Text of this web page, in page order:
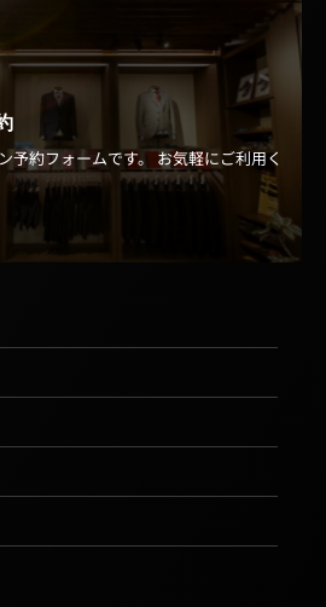
予約フォームです。 お気軽にご利用く